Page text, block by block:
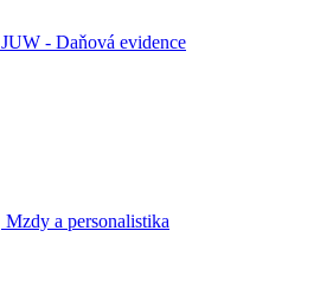
JUW - Daňová evidence
Mzdy a personalistika